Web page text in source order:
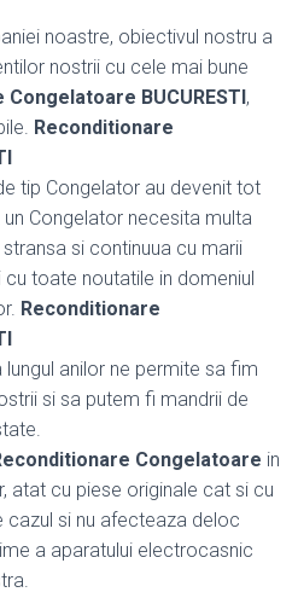
noastre, obiectivul nostru a
nostrii cu cele mai bune
BUCURESTI,
Reconditionare
tip Congelator au devenit tot
Congelator necesita multa
si continuua cu marii
toate noutatile in domeniul
Reconditionare
anilor ne permite sa fim
si sa putem fi mandrii de
Congelatoare in
atat cu piese originale cat si cu
si nu afecteaza deloc
a aparatului electrocasnic